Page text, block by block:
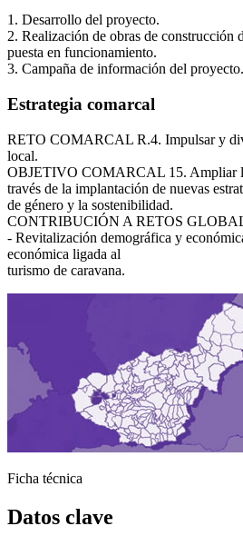
1. Desarrollo del proyecto.
2. Realización de obras de construcción
puesta en funcionamiento.
3. Campaña de información del proyecto.
Estrategia comarcal
RETO COMARCAL R.4. Impulsar y
local.
OBJETIVO COMARCAL 15. Ampliar
través de la implantación de nuevas
de género y la sostenibilidad.
CONTRIBUCIÓN A RETOS
- Revitalización demográfica y
económica ligada al
turismo de caravana.
Ficha técnica
Datos clave